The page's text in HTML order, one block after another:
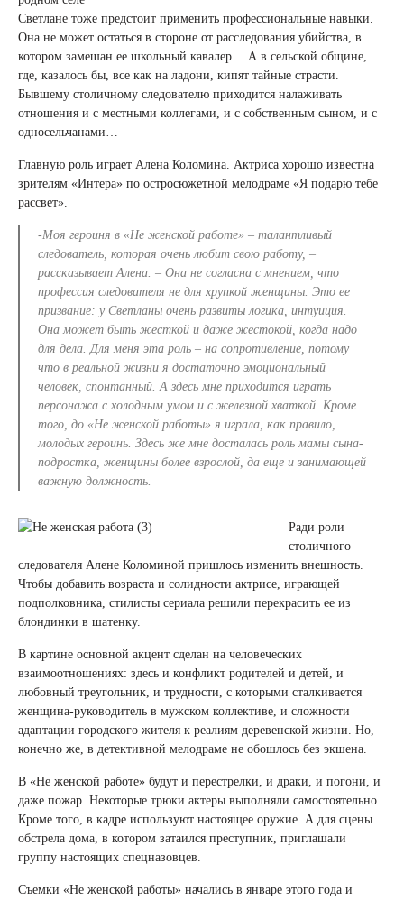
Светлане тоже предстоит применить профессиональные навыки.
Она не может остаться в стороне от расследования убийства, в
котором замешан ее школьный кавалер… А в сельской общине,
где, казалось бы, все как на ладони, кипят тайные страсти.
Бывшему столичному следователю приходится налаживать
отношения и с местными коллегами, и с собственным сыном, и с
односельчанами…
Главную роль играет Алена Коломина. Актриса хорошо известна
зрителям «Интера» по остросюжетной мелодраме «Я подарю тебе
рассвет».
-Моя героиня в «Не женской работе» – талантливый
следователь, которая очень любит свою работу, –
рассказывает Алена. – Она не согласна с мнением, что
профессия следователя не для хрупкой женщины. Это ее
призвание: у Светланы очень развиты логика, интуиция.
Она может быть жесткой и даже жестокой, когда надо
для дела. Для меня эта роль – на сопротивление, потому
что в реальной жизни я достаточно эмоциональный
человек, спонтанный. А здесь мне приходится играть
персонажа с холодным умом и с железной хваткой. Кроме
того, до «Не женской работы» я играла, как правило,
молодых героинь. Здесь же мне досталась роль мамы сына-
подростка, женщины более взрослой, да еще и занимающей
важную должность.
Ради роли
столичного
следователя Алене Коломиной пришлось изменить внешность.
Чтобы добавить возраста и солидности актрисе, играющей
подполковника, стилисты сериала решили перекрасить ее из
блондинки в шатенку.
В картине основной акцент сделан на человеческих
взаимоотношениях: здесь и конфликт родителей и детей, и
любовный треугольник, и трудности, с которыми сталкивается
женщина-руководитель в мужском коллективе, и сложности
адаптации городского жителя к реалиям деревенской жизни. Но,
конечно же, в детективной мелодраме не обошлось без экшена.
В «Не женской работе» будут и перестрелки, и драки, и погони, и
даже пожар. Некоторые трюки актеры выполняли самостоятельно.
Кроме того, в кадре используют настоящее оружие. А для сцены
обстрела дома, в котором затаился преступник, приглашали
группу настоящих спецназовцев.
Съемки «Не женской работы» начались в январе этого года и